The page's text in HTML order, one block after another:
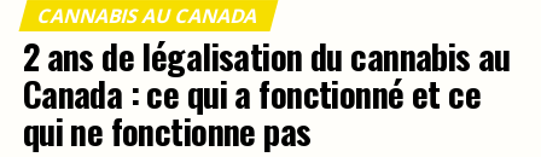
CANNABIS AU CANADA
2 ans de légalisation du cannabis au
Canada : ce qui a fonctionné et ce
qui ne fonctionne pas